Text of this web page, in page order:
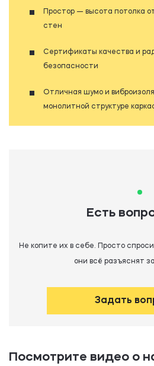
Простор — высота потолка
стен
Сертификаты качества и
безопасности
Отличная шумо и
монолитной структуре
Есть
Не копите их в себе. Просто
они всё разъяснят
Задать
Посмотрите видео о